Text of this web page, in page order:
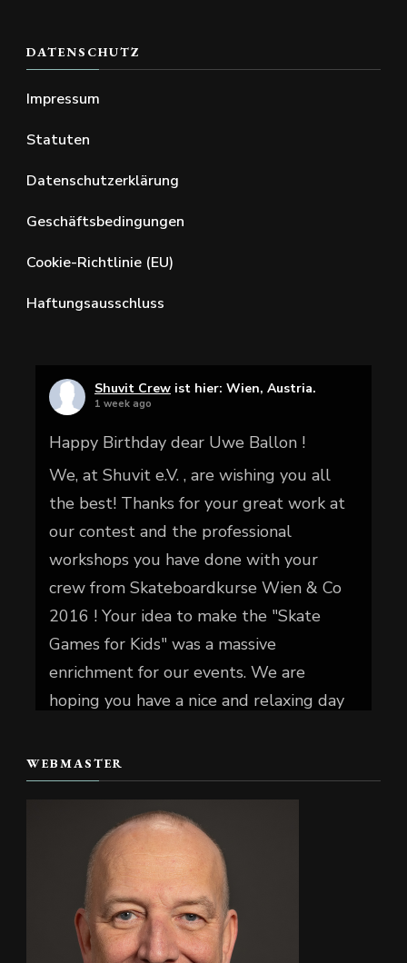
DATENSCHUTZ
Impressum
Statuten
Datenschutzerklärung
Geschäftsbedingungen
Cookie-Richtlinie (EU)
Haftungsausschluss
Shuvit Crew ist hier: Wien, Austria.
1 week ago
Happy Birthday dear Uwe Ballon !
We, at Shuvit e.V. , are wishing you all
the best! Thanks for your great work at
our contest and the professional
workshops you have done with your
crew from Skateboardkurse Wien & Co
2016 ! Your idea to make the "Skate
Games for Kids" was a massive
enrichment for our events. We are
hoping you have a nice and relaxing day
📷 Christian Reiter
#skate4fun # ...
Foto
Auf Facebook anzeigen Teilen
WEBMASTER